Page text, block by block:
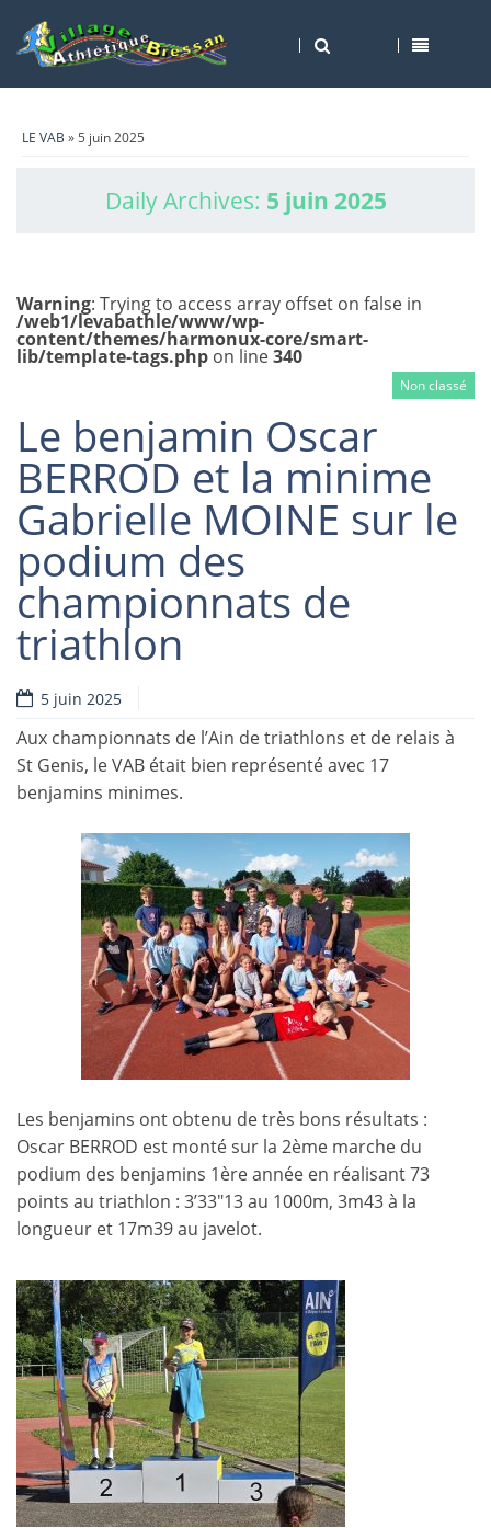
LE VAB » 5 juin 2025
Daily Archives: 5 juin 2025
Warning: Trying to access array offset on false in
/web1/levabathle/www/wp-
content/themes/harmonux-core/smart-
lib/template-tags.php on line340
Non classé
Le benjamin Oscar
BERROD et la minime
Gabrielle MOINE sur le
podium des
championnats de
triathlon
5 juin 2025
Aux championnats de l’Ain de triathlons et de relais à
St Genis, le VAB était bien représenté avec 17
benjamins minimes.
Les benjamins ont obtenu de très bons résultats :
Oscar BERROD est monté sur la 2ème marche du
podium des benjamins 1ère année en réalisant 73
points au triathlon : 3’33″13 au 1000m, 3m43 à la
longueur et 17m39 au javelot.